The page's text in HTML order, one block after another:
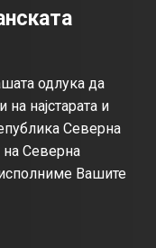
одлука да
на најстарата и
Северна
на Северна
Вашите